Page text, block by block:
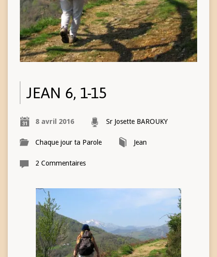
JEAN 6, 1-15
8 avril 2016 Sr Josette BAROUKY
Chaque jour ta Parole Jean
2 Commentaires